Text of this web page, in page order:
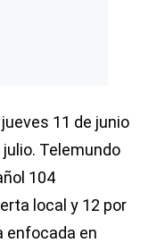
11 de junio
Telemundo
104
local y 12 por
enfocada en